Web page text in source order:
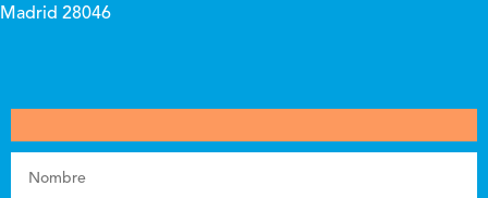
Madrid 28046